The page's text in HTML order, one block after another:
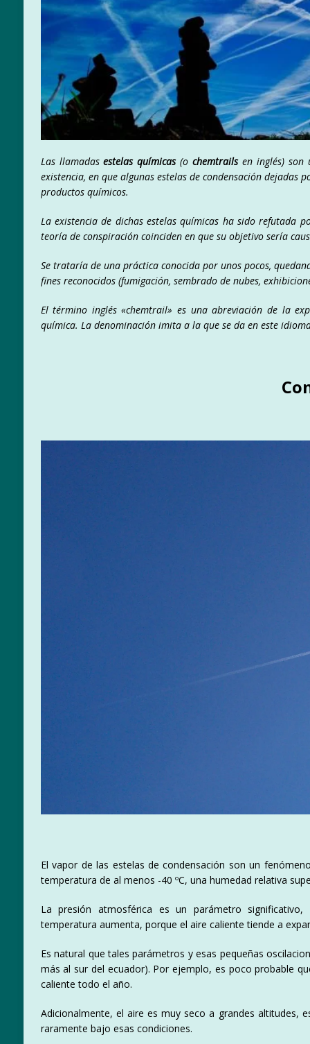
Las llamadasestelas químicas(ochemtrailsen inglés) son
existencia, en que algunas estelas de condensación dejadas
productos químicos.
La existencia de dichas estelas químicas ha sido refutada
teoría de conspiración coinciden en que su objetivo sería
Se trataría de una práctica conocida por unos pocos,
fines reconocidos (fumigación, sembrado de nubes,
El término inglés «chemtrail» es una abreviación de la
química. La denominación imita a la que se da en este
El vapor de las estelas de condensación son un
temperatura de al menos -40 ºC, una humedad relativa
La presión atmosférica es un parámetro
temperatura aumenta, porque el aire caliente tiende a
Es natural que tales parámetros y esas pequeñas
más al sur del ecuador). Por ejemplo, es poco probable
caliente todo el año.
Adicionalmente, el aire es muy seco a grandes altitudes,
raramente bajo esas condiciones.